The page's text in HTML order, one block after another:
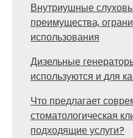
Внутриушные
преимущества,
использования
Дизельные
используются и для
Что предлагает
стоматологическая
подходящие услуги?